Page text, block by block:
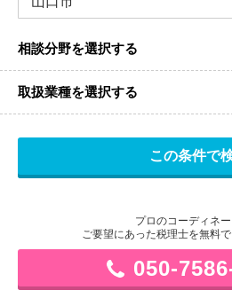
相談分野を選択する
取扱業種を選択する
プロのコーディネ
ご要望にあった税理士を無料
050-